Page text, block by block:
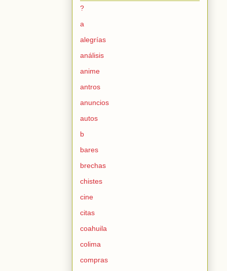
?
a
alegrías
análisis
anime
antros
anuncios
autos
b
bares
brechas
chistes
cine
citas
coahuila
colima
compras